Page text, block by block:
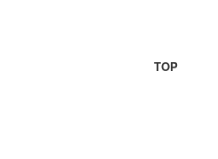
TOP